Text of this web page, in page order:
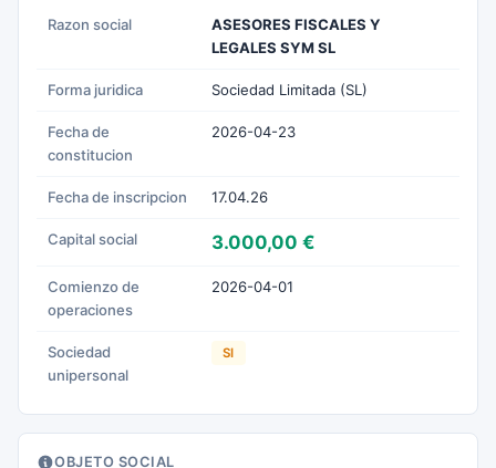
Razon social
ASESORES FISCALES Y
LEGALES SYM SL
Forma juridica Sociedad Limitada (SL)
Fecha de
constitucion
2026-04-23
Fecha de inscripcion 17.04.26
Capital social 3.000,00 €
Comienzo de
operaciones
2026-04-01
Sociedad
unipersonal
SI
OBJETO SOCIAL